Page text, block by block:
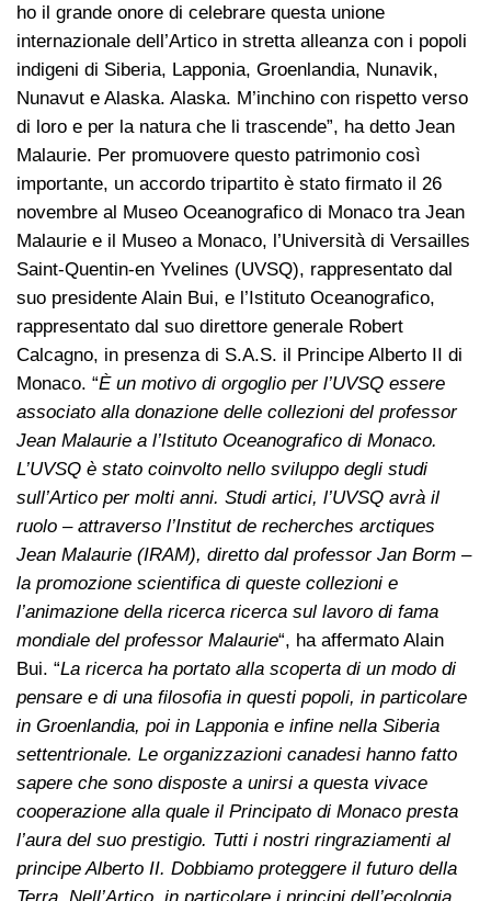
ho il grande onore di celebrare questa unione
internazionale dell’Artico in stretta alleanza con i popoli
indigeni di Siberia, Lapponia, Groenlandia, Nunavik,
Nunavut e Alaska. Alaska. M’inchino con rispetto verso
di loro e per la natura che li trascende”, ha detto Jean
Malaurie. Per promuovere questo patrimonio così
importante, un accordo tripartito è stato firmato il 26
novembre al Museo Oceanografico di Monaco tra Jean
Malaurie e il Museo a Monaco, l’Università di Versailles
Saint-Quentin-en Yvelines (UVSQ), rappresentato dal
suo presidente Alain Bui, e l’Istituto Oceanografico,
rappresentato dal suo direttore generale Robert
Calcagno, in presenza di S.A.S. il Principe Alberto II di
Monaco. “È un motivo di orgoglio per l’UVSQ essere
associato alla donazione delle collezioni del professor
Jean Malaurie a l’Istituto Oceanografico di Monaco.
L’UVSQ è stato coinvolto nello sviluppo degli studi
sull’Artico per molti anni. Studi artici, l’UVSQ avrà il
ruolo – attraverso l’Institut de recherches arctiques
Jean Malaurie (IRAM), diretto dal professor Jan Borm –
la promozione scientifica di queste collezioni e
l’animazione della ricerca ricerca sul lavoro di fama
mondiale del professor Malaurie“, ha affermato Alain
Bui. “La ricerca ha portato alla scoperta di un modo di
pensare e di una filosofia in questi popoli, in particolare
in Groenlandia, poi in Lapponia e infine nella Siberia
settentrionale. Le organizzazioni canadesi hanno fatto
sapere che sono disposte a unirsi a questa vivace
cooperazione alla quale il Principato di Monaco presta
l’aura del suo prestigio. Tutti i nostri ringraziamenti al
principe Alberto II. Dobbiamo proteggere il futuro della